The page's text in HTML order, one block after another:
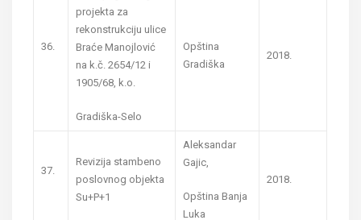
36.
projekta za
rekonstrukciju ulice
Braće Manojlović
na k.č. 2654/12 i
1905/68, k.o.
Gradiška-Selo
Opština
Gradiška
2018.
37.
Revizija stambeno
poslovnog objekta
Su+P+1
Aleksandar
Gajic,
Opština Banja
Luka
2018.